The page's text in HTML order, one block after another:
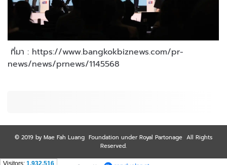
ที่มา : https://www.bangkokbiznews.com/pr-
news/news/prnews/1145568
© 2019 by Mae Fah Luang Foundation under Royal Partonage All Rights
Reserved.
Visitors: 1,932,516